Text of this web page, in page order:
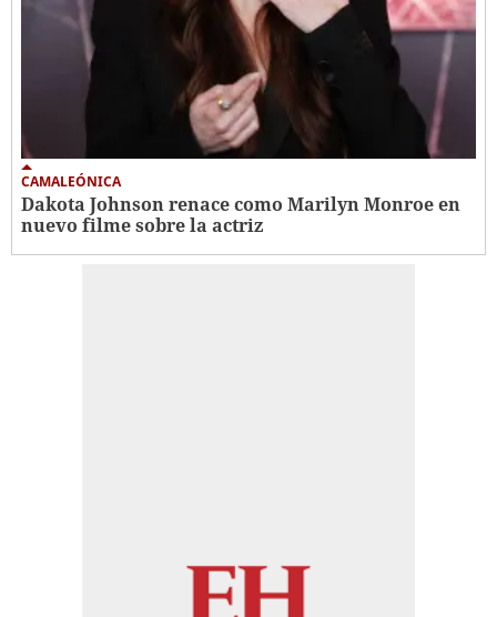
CAMALEÓNICA
Dakota Johnson renace como Marilyn Monroe en
nuevo filme sobre la actriz